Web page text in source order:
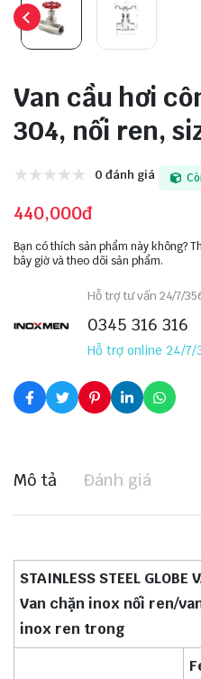
Van cầu hơi
304, nối ren,
0 đánh giá
440,000đ
Bạn có thích sản phẩm này không?
bây giờ và theo dõi sản phẩm.
Hỗ trợ tư vấn 24/7/
0345 316 316
Hỗ trợ online 24/
Mô tả Đánh giá
STAINLESS STEEL GLOBE
Van chặn inox nối ren/
inox ren trong